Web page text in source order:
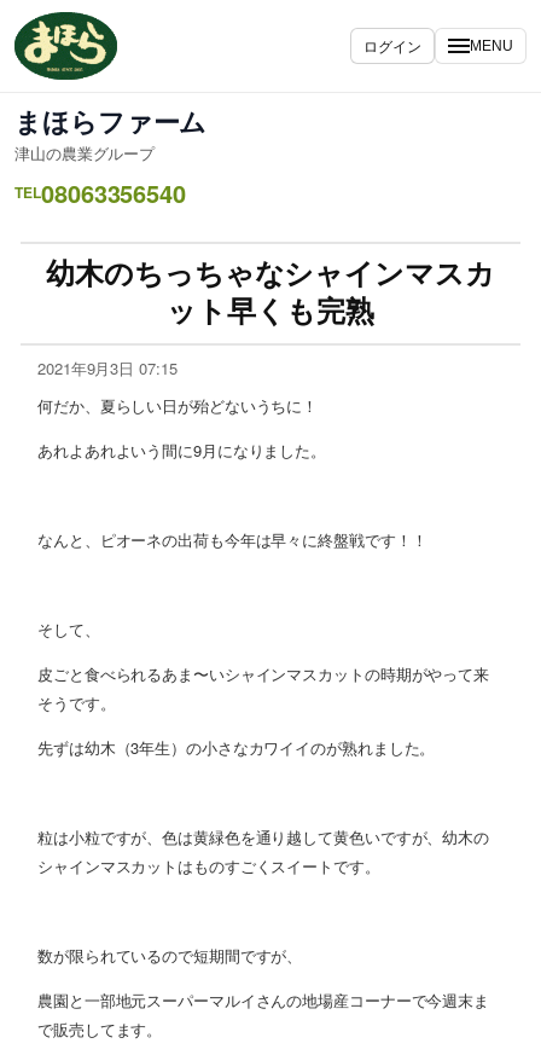
ログイン MENU
まほらファーム
津山の農業グループ
TEL08063356540
幼木のちっちゃなシャインマスカ
ット早くも完熟
2021年9月3日 07:15
何だか、夏らしい日が殆どないうちに！
あれよあれよいう間に9月になりました。
なんと、ピオーネの出荷も今年は早々に終盤戦です！！
そして、
皮ごと食べられるあま〜いシャインマスカットの時期がやって来
そうです。
先ずは幼木（3年生）の小さなカワイイのが熟れました。
粒は小粒ですが、色は黄緑色を通り越して黄色いですが、幼木の
シャインマスカットはものすごくスイートです。
数が限られているので短期間ですが、
農園と一部地元スーパーマルイさんの地場産コーナーで今週末ま
で販売してます。